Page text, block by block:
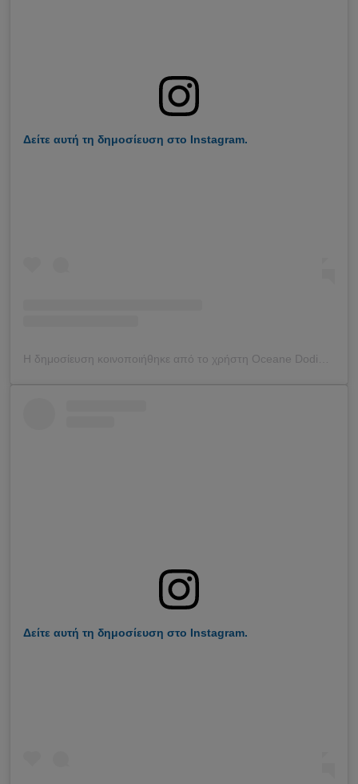
Δείτε αυτή τη δημοσίευση στο Instagram.
Δείτε αυτή τη δημοσίευση στο Instagram.